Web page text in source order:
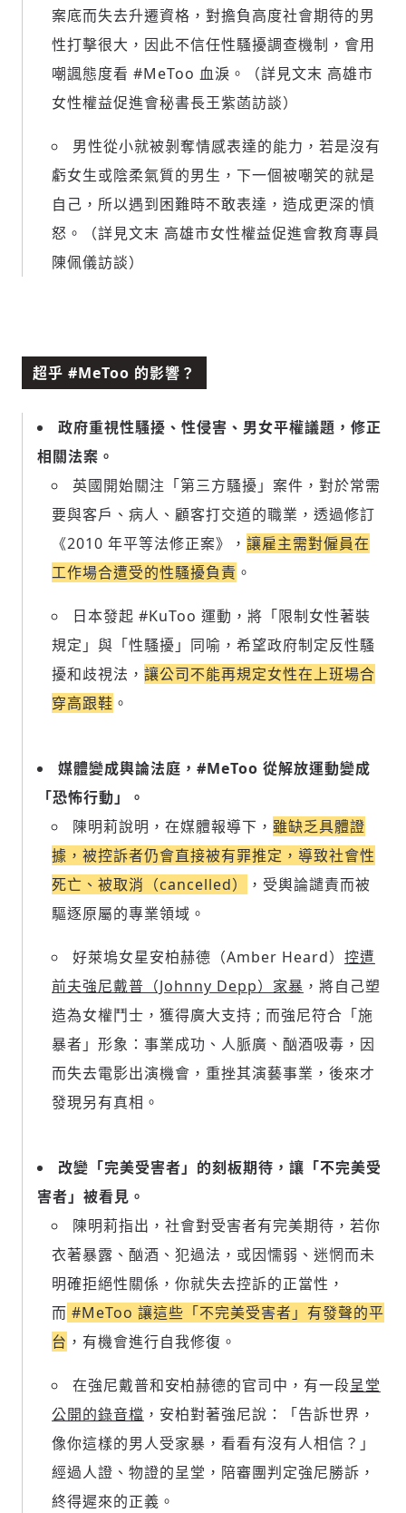
案底而失去升遷資格，對擔負高度社會期待的男
性打擊很大，因此不信任性騷擾調查機制，會用
嘲諷態度看 #MeToo 血淚。（詳見文末 高雄市
女性權益促進會秘書長王紫菡訪談）
男性從小就被剝奪情感表達的能力，若是沒有
虧女生或陰柔氣質的男生，下一個被嘲笑的就是
自己，所以遇到困難時不敢表達，造成更深的憤
怒。（詳見文末 高雄市女性權益促進會教育專員
陳佩儀訪談）
超乎 #MeToo 的影響？
政府重視性騷擾、性侵害、男女平權議題，修正
相關法案。
英國開始關注「第三方騷擾」案件，對於常需
要與客戶、病人、顧客打交道的職業，透過修訂
《2010 年平等法修正案》， 讓雇主需對僱員在
工作場合遭受的性騷擾負責 。
日本發起 #KuToo 運動，將「限制女性著裝
規定」與「性騷擾」同喻，希望政府制定反性騷
擾和歧視法， 讓公司不能再規定女性在上班場合
穿高跟鞋 。
媒體變成輿論法庭，#MeToo 從解放運動變成
「恐怖行動」。
陳明莉說明，在媒體報導下， 雖缺乏具體證
據，被控訴者仍會直接被有罪推定，導致社會性
死亡、被取消（cancelled）
，受輿論譴責而被
驅逐原屬的專業領域。
好萊塢女星安柏赫德（Amber Heard） 控遭
前夫強尼戴普（Johnny Depp）家暴 ，將自己塑
造為女權鬥士，獲得廣大支持 ; 而強尼符合「施
暴者」形象：事業成功、人脈廣、酗酒吸毒，因
而失去電影出演機會，重挫其演藝事業，後來才
發現另有真相。
改變「完美受害者」的刻板期待，讓「不完美受
害者」被看見。
陳明莉指出，社會對受害者有完美期待，若你
衣著暴露、酗酒、犯過法，或因懦弱、迷惘而未
明確拒絕性關係，你就失去控訴的正當性，
而 #MeToo 讓這些「不完美受害者」有發聲的平
台 ，有機會進行自我修復。
在強尼戴普和安柏赫德的官司中，有一段呈堂
公開的錄音檔 ，安柏對著強尼說：「告訴世界，
像你這樣的男人受家暴，看看有沒有人相信？」
經過人證、物證的呈堂，陪審團判定強尼勝訴，
終得遲來的正義。